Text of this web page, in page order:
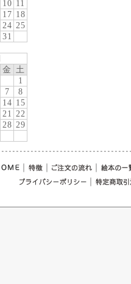
10 11
17 18
24 25
31
金 土
1
7
8
14 15
21 22
28 29